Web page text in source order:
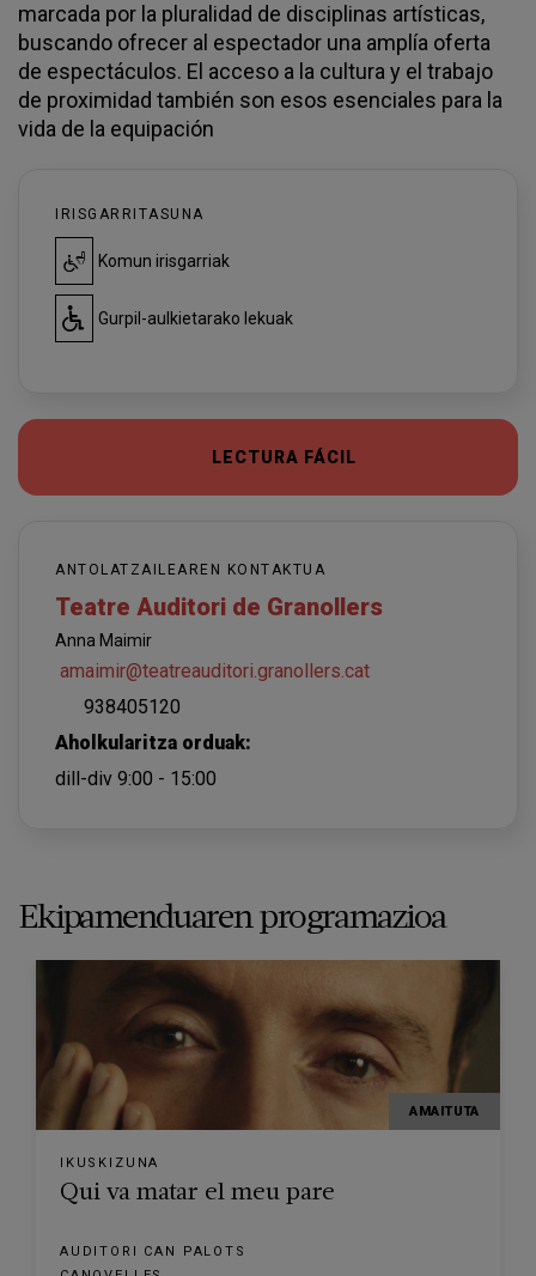
marcada por la pluralidad de disciplinas artísticas,
buscando ofrecer al espectador una amplía oferta
de espectáculos. El acceso a la cultura y el trabajo
de proximidad también son esos esenciales para la
vida de la equipación
IRISGARRITASUNA
Komun irisgarriak
Gurpil-aulkietarako lekuak
LECTURA FÁCIL
ANTOLATZAILEAREN KONTAKTUA
Teatre Auditori de Granollers
Anna Maimir
amaimir@teatreauditori.granollers.cat
938405120
Aholkularitza orduak:
dill-div 9:00 - 15:00
Ekipamenduaren programazioa
AMAITUTA
IKUSKIZUNA
Qui va matar el meu pare
AUDITORI CAN PALOTS